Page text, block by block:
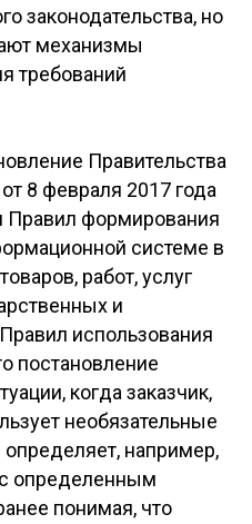
законодательства, но
механизмы
требований
Правительства
8 февраля 2017 года
формирования
системе в
работ, услуг
и
использования
постановление
когда заказчик,
необязательные
например,
с определенным
понимая, что